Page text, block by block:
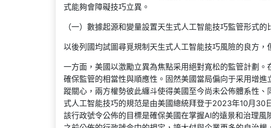
式能夠會障礙技巧立異。
（一）數據起源和變量設置天生式人工智能技巧監管形式的
以後列國均試圖尋覓規制天生式人工智能技巧風險的良方，
一方面，美國以激勵立異為焦點采用絕對寬松的監管計劃
確保監管的相當性與順應性。固然美國當局偏向于采用增
蹤關心，兩方權勢彼此纏斗使得美國至今尚未公佈體系性
式人工智能技巧的規范是由美國總統拜登于2023年10月30
該行政號令公佈的目標是確保美國在掌握AI的遠景和治理